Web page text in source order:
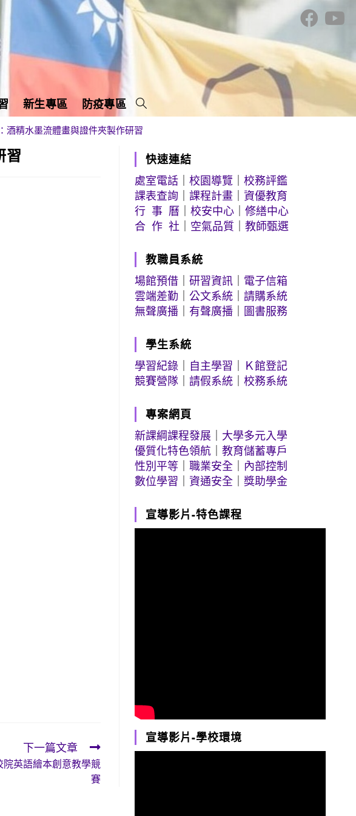
新生專區 防疫專區
酒精水墨流體畫與證件夾製作研習
習
下一篇文章
院英語繪本創意教學競
賽
快速連結
處室電話 ｜校園導覽 ｜校務評鑑
課表查詢 ｜課程計畫 ｜資優教育
行 事 曆 ｜校安中心 ｜修繕中心
合 作 社
空氣品質 ｜教師甄選
教職員系統
場館預借 ｜研習資訊
電子信箱
雲端差勤 ｜公文系統 ｜請購系統
無聲廣播
有聲廣播 圖書服務
學生系統
學習紀錄
自主學習
Ｋ館登記
競賽營隊 ｜請假系統 ｜校務系統
專案網頁
新課綱課程發展
大學多元入學
優質化特色領航 ｜教育儲蓄專戶
性別平等 ｜職業安全
內部控制
數位學習 ｜資通安全 ｜獎助學金
宣導影片-特色課程
宣導影片-學校環境